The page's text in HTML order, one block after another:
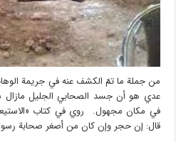
من جملة ما تمّ الكشف عنه في جريمة
عدي هو أن جسد الصحابي الجليل مازال
في مكان مجهول. روي في كتاب
قال: إن حجر وإن كان من أصغر صحابة